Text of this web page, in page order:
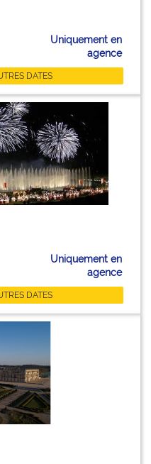
Uniquement en
agence
DATES
Uniquement en
agence
DATES